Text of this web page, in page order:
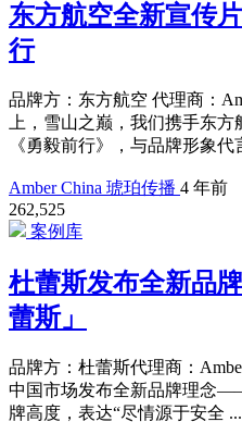
东方航空全新宣传
行
品牌方：东方航空 代理商：
上，雪山之巅，我们携手东
《勇毅前行》，与品牌形象代
Amber China 琥珀传播 4 年前
262,525
案例库
杜蕾斯发布全新品
蕾斯」
品牌方：杜蕾斯代理商：
中国市场发布全新品牌理念
牌高度，表达“尽情源于安全 ...